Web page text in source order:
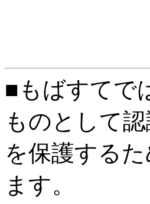
■もばすてで
ものとして
を保護する
ます。